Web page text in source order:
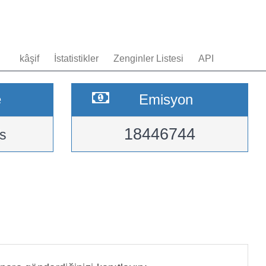
kâşif İstatistikler Zenginler Listesi API
Emisyon
18446744